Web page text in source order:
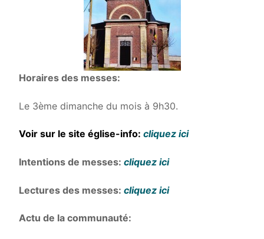
Horaires des messes:
Le 3ème dimanche du mois à 9h30.
Voir sur le site église-info: cliquez ici
Intentions de messes: cliquez ici
Lectures des messes: cliquez ici
Actu de la communauté: